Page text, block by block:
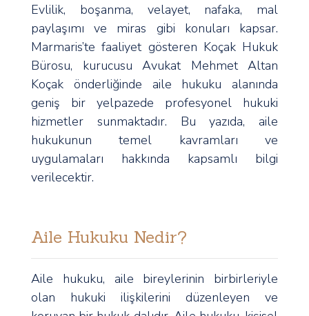
Evlilik, boşanma, velayet, nafaka, mal
paylaşımı ve miras gibi konuları kapsar.
Marmaris’te faaliyet gösteren Koçak Hukuk
Bürosu, kurucusu Avukat Mehmet Altan
Koçak önderliğinde aile hukuku alanında
geniş bir yelpazede profesyonel hukuki
hizmetler sunmaktadır. Bu yazıda, aile
hukukunun temel kavramları ve
uygulamaları hakkında kapsamlı bilgi
verilecektir.
Aile Hukuku Nedir?
Aile hukuku, aile bireylerinin birbirleriyle
olan hukuki ilişkilerini düzenleyen ve